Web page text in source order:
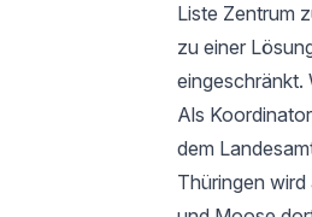
Liste Zentrum
zu einer
eingeschränkt.
Als
dem
Thüringen